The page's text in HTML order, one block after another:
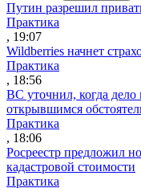
Путин разрешил
Практика
, 19:07
Wildberries начнет
Практика
, 18:56
ВС уточнил, когда
открывшимся
Практика
, 18:06
Росреестр предложил
кадастровой стоимости
Практика